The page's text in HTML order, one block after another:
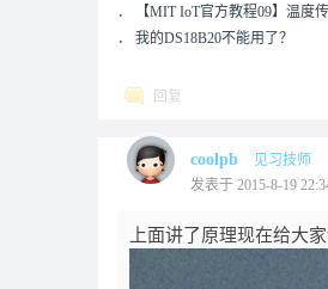
．
【MIT IoT官方教程09】温度
． 我的DS18B20不能用了？
回复
coolpb
见习技师
发表于 2015-8-19
上面讲了原理现在给大